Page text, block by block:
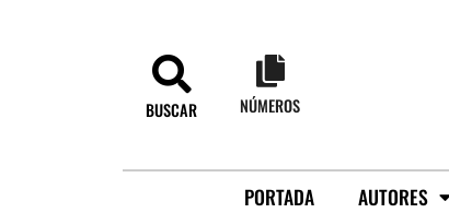
BUSCAR NÚMEROS
PORTADA AUTORES